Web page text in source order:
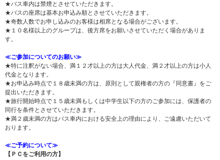
★バス車内は禁煙とさせていただきます。
★バスの座席は基本お申込み順とさせていただきます。
★奇数人数でお申し込みのお客様は相席となる場合がございます。
★１０名様以上のグループは、後方席をお願いさせていただく場合がありま
す。
≪ご参加についてのお願い≫
★特に注釈がない場合、満１２才以上の方は大人代金、満２才以上の方は小人
代金となります。
★お申込み時点で１８歳未満の方は、原則として親権者の方の『同意書』をご
提出いただきます。
★旅行開始時点で１５歳未満もしくは中学生以下の方のご参加には、保護者の
同行を条件とさせていただきます。
★満２歳未満の方はバス車内における安全上の理由により、ご遠慮いただいて
おります。
≪ご予約について≫
【ＰＣをご利用の方】